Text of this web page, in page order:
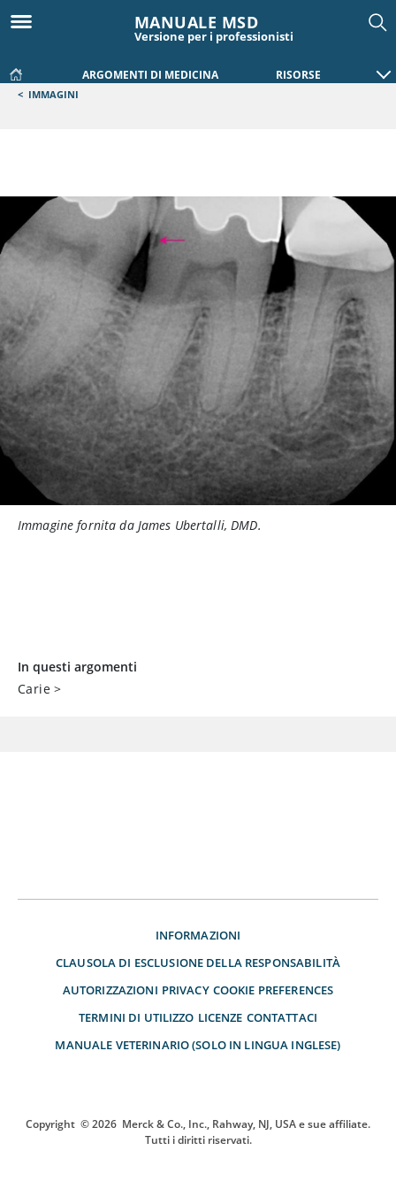
MANUALE MSD
Versione per i professionisti
ARGOMENTI DI MEDICINA RISORSE
< IMMAGINI
Immagine fornita da James Ubertalli, DMD.
In questi argomenti
Carie >
INFORMAZIONI
CLAUSOLA DI ESCLUSIONE DELLA RESPONSABILITÀ
AUTORIZZAZIONI PRIVACY COOKIE PREFERENCES
TERMINI DI UTILIZZO LICENZE CONTATTACI
MANUALE VETERINARIO (SOLO IN LINGUA INGLESE)
Copyright © 2026 Merck & Co., Inc., Rahway, NJ, USA e sue affiliate.
Tutti i diritti riservati.